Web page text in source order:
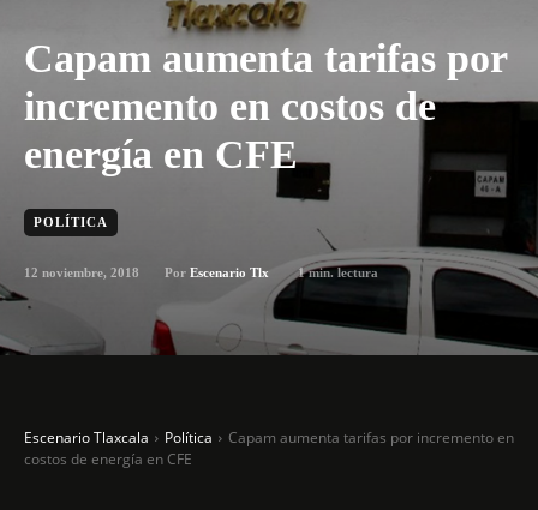
Capam aumenta tarifas por
incremento en costos de
energía en CFE
POLÍTICA
12 noviembre, 2018 Por Escenario Tlx 1min. lectura
Escenario Tlaxcala Política
Capam aumenta tarifas por incremento en
costos de energía en CFE